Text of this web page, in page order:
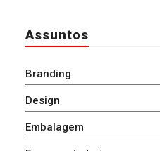
Assuntos
Branding
Design
Embalagem